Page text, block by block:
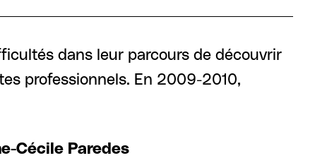
dans leur parcours de découvrir
professionnels. En 2009-2010,
Cécile Paredes